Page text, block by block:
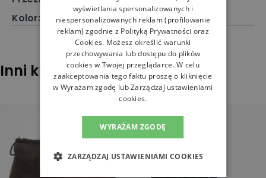
Kolor: Czarny
Inni klienci sprawdzali również
wyświetlania spersonalizowanych i
niespersonalizowanych reklam (profilowanie
reklam) zgodnie z Polityką Prywatności oraz
Cookies. Możesz określić warunki
przechowywania lub dostępu do plików
cookies w Twojej przeglądarce. W celu
zaakceptowania tego faktu proszę o kliknięcie
w Wyrażam zgodę lub Zarządzaj ustawieniami
cookies.
WYRAŻAM ZGODĘ
ZARZĄDZAJ USTAWIENIAMI COOKIES